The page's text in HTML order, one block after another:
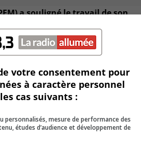
a souligné le travail de son
19.
sanitaires ont été implantées
avec des défis de
a été affecté.
votre consentement pour
à caractère personnel
cas suivants :
personnalisés, mesure de performance des
études d’audience et développement de